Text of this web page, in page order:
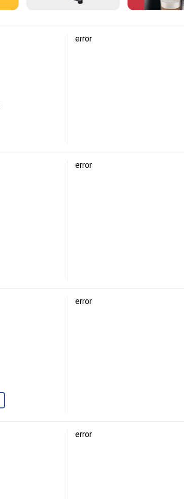
error
error
error
error